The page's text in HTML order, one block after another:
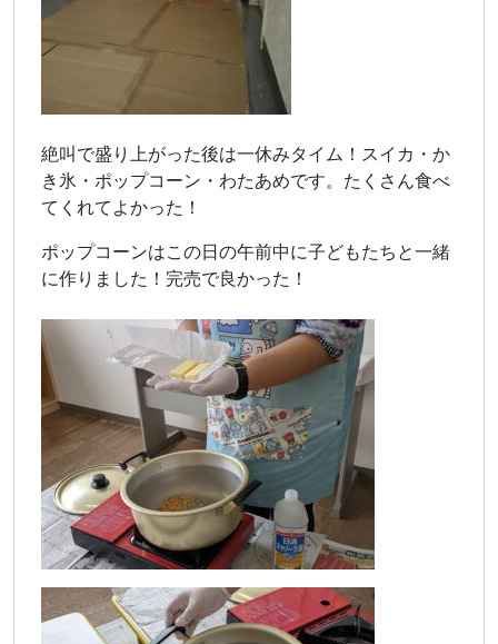
絶叫で盛り上がった後は一休みタイム！スイカ・か
き氷・ポップコーン・わたあめです。たくさん食べ
てくれてよかった！
ポップコーンはこの日の午前中に子どもたちと一緒
に作りました！完売で良かった！